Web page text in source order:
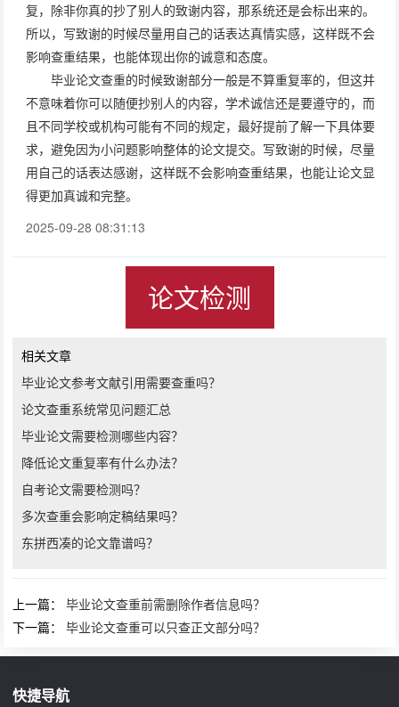
复，除非你真的抄了别人的致谢内容，那系统还是会标出来的。
所以，写致谢的时候尽量用自己的话表达真情实感，这样既不会
影响查重结果，也能体现出你的诚意和态度。
毕业论文查重的时候致谢部分一般是不算重复率的，但这并
不意味着你可以随便抄别人的内容，学术诚信还是要遵守的，而
且不同学校或机构可能有不同的规定，最好提前了解一下具体要
求，避免因为小问题影响整体的论文提交。写致谢的时候，尽量
用自己的话表达感谢，这样既不会影响查重结果，也能让论文显
得更加真诚和完整。
2025-09-28 08:31:13
论文检测
相关文章
毕业论文参考文献引用需要查重吗？
论文查重系统常见问题汇总
毕业论文需要检测哪些内容？
降低论文重复率有什么办法？
自考论文需要检测吗？
多次查重会影响定稿结果吗？
东拼西凑的论文靠谱吗？
上一篇：毕业论文查重前需删除作者信息吗？
下一篇：毕业论文查重可以只查正文部分吗？
快捷导航